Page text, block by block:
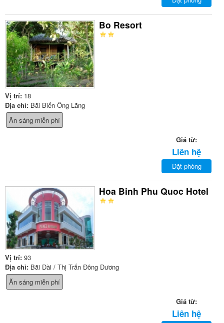
Bo Resort
Vị trí: 18
Địa chỉ: Bãi Biển Ông Lãng
Ăn sáng miễn phí
Giá từ:
Liên hệ
Đặt phòng
Hoa Binh Phu Quoc Hotel
Vị trí: 93
Địa chỉ: Bãi Dài / Thị Trấn Đông Dương
Ăn sáng miễn phí
Giá từ:
Liên hệ